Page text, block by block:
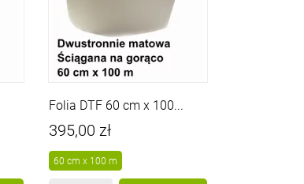
Folia DTF 60 cm x 100...
Cena
395,00 zł
60 cm x 100 m